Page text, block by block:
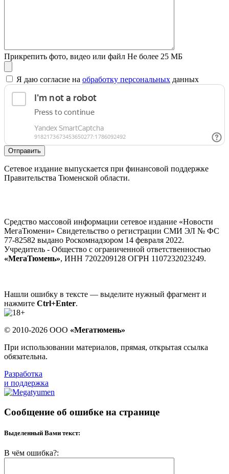
Прикрепить фото, видео или файл Не более 25 МБ
Я даю согласие на обработку персональных данных
Отправить
Сетевое издание выпускается при финансовой поддержке
Правительства Тюменской области.
Средство массовой информации сетевое издание «Новости
МегаТюмени» Свидетельство о регистрации СМИ ЭЛ № ФС
77-82582 выдано Роскомнадзором 14 февраля 2022.
Учредитель - Общество с ограниченной ответственностью
«МегаТюмень», ИНН 7202209128 ОГРН 1107232023249.
Нашли ошибку в тексте — выделите нужный фрагмент и
нажмите Ctrl+Enter.
© 2010-2026 ООО «Мегатюмень»
При использовании материалов, прямая, открытая ссылка
обязательна.
Разработка
и поддержка
Сообщение об ошибке на странице
Выделенный Вами текст:
В чём ошибка?: